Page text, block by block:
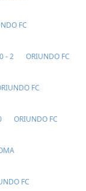
FC
0 - 2
ORIUNDO FC
FC
ORIUNDO FC
FC